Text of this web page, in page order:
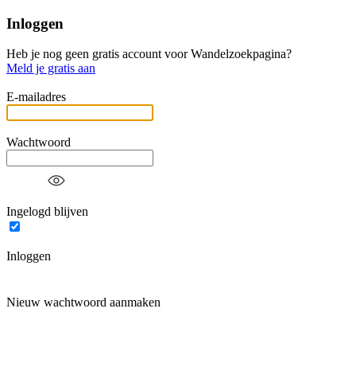
Inloggen
Heb je nog geen gratis account voor Wandelzoekpagina?
Meld je gratis aan
E-mailadres
Wachtwoord
Ingelogd blijven
Inloggen
Nieuw wachtwoord aanmaken